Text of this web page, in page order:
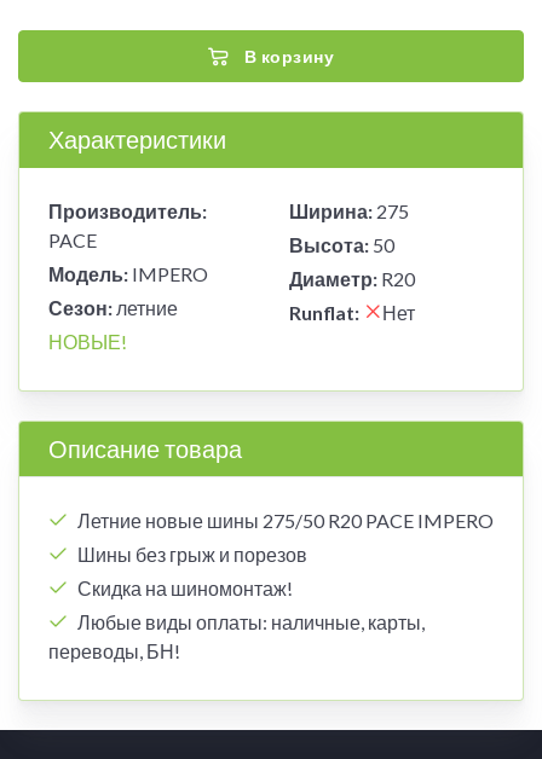
В корзину
Характеристики
Производитель:
PACE
Модель: IMPERO
Сезон: летние
НОВЫЕ!
Ширина: 275
Высота: 50
Диаметр: R20
Runflat:
Нет
Описание товара
Летние новые шины 275/50 R20 PACE IMPERO
Шины без грыж и порезов
Скидка на шиномонтаж!
Любые виды оплаты: наличные, карты,
переводы, БН!